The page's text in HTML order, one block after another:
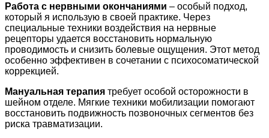
Работа с нервными окончаниями – особый подход,
который я использую в своей практике. Через
специальные техники воздействия на нервные
рецепторы удается восстановить нормальную
проводимость и снизить болевые ощущения. Этот метод
особенно эффективен в сочетании с психосоматической
коррекцией.
Мануальная терапия требует особой осторожности в
шейном отделе. Мягкие техники мобилизации помогают
восстановить подвижность позвоночных сегментов без
риска травматизации.